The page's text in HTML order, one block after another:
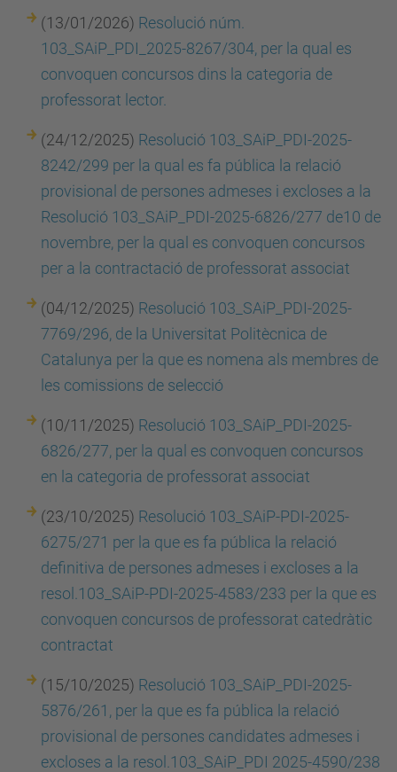
(13/01/2026) Resolució núm.
103_SAiP_PDI_2025-8267/304, per la qual es
convoquen concursos dins la categoria de
professorat lector.
(24/12/2025) Resolució 103_SAiP_PDI-2025-
8242/299 per la qual es fa pública la relació
provisional de persones admeses i excloses a la
Resolució 103_SAiP_PDI-2025-6826/277 de10 de
novembre, per la qual es convoquen concursos
per a la contractació de professorat associat
(04/12/2025) Resolució 103_SAiP_PDI-2025-
7769/296, de la Universitat Politècnica de
Catalunya per la que es nomena als membres de
les comissions de selecció
(10/11/2025) Resolució 103_SAiP_PDI-2025-
6826/277, per la qual es convoquen concursos
en la categoria de professorat associat
(23/10/2025) Resolució 103_SAiP-PDI-2025-
6275/271 per la que es fa pública la relació
definitiva de persones admeses i excloses a la
resol.103_SAiP-PDI-2025-4583/233 per la que es
convoquen concursos de professorat catedràtic
contractat
(15/10/2025) Resolució 103_SAiP_PDI-2025-
5876/261, per la que es fa pública la relació
provisional de persones candidates admeses i
excloses a la resol.103_SAiP_PDI 2025-4590/238